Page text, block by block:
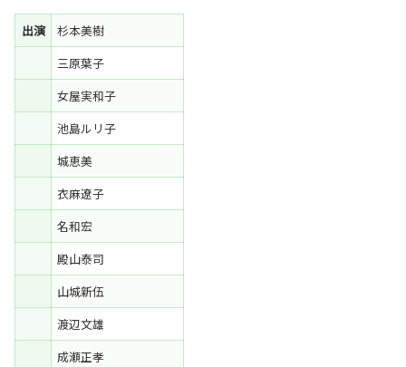
出演
杉本美樹
三原葉子
女屋実和子
池島ルリ子
城恵美
衣麻遼子
名和宏
殿山泰司
山城新伍
渡辺文雄
成瀬正孝